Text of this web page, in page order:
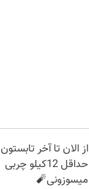
از الان تا آخر تابستون
حداقل 12کیلو چربی
میسوزونی🧨